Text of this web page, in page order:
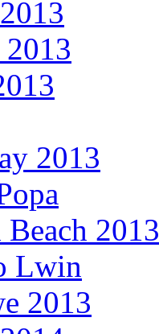
2013
2013
Lwin
2013